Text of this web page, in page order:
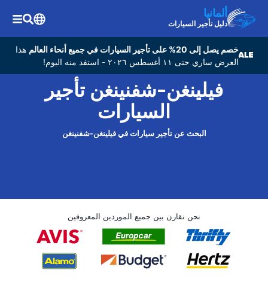
ألمانيا
دليل تأجير السيارات
خصم يصل إلى 20% على تأجير السيارات في جميع أنحاء العالم
هذا
العرض ساري حتى ١١ أغسطس ٢٠٢٦ - استفد منه اليوم!
فيلينغن-شفنينغن تأجير
السيارات
البحث عن تأجير سيارات في فيلينغن-شفنينغن
نحن نقارن بين جميع الموردين المعروفين